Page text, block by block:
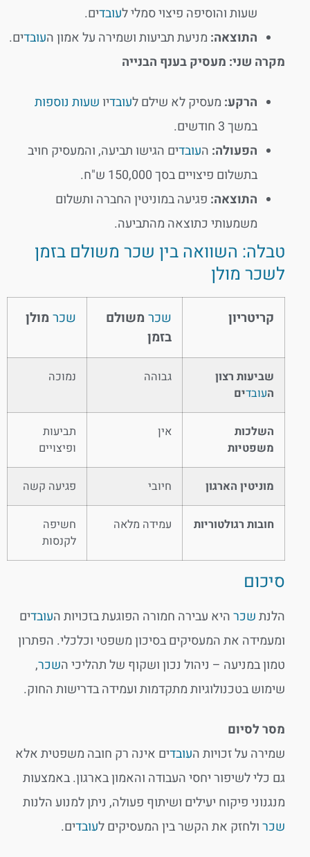
שעות והוסיפה פיצוי סמלי לעובדים.
התוצאה:מניעת תביעות ושמירה על אמון העובדים.
מקרה שני: מעסיק בענף הבנייה
הרקע:מעסיק לא שילם לעובדיושעות נוספות
במשך 3 חודשים.
הפעולה:העובדים הגישו תביעה, והמעסיק חויב
בתשלום פיצויים בסך 150,000 ש"ח.
התוצאה:פגיעה במוניטין החברה ותשלום
משמעותי כתוצאה מהתביעה.
טבלה: השוואה בין שכר משולם בזמן
לשכר מולן
קריטריון שכרמשולם
בזמן
שכרמולן
שביעות רצון
העובדים
גבוהה נמוכה
השלכות
משפטיות
אין
תביעות
ופיצויים
מוניטין הארגון חיובי פגיעה קשה
חובות רגולטוריות עמידה מלאה
חשיפה
לקנסות
סיכום
הלנתשכרהיא עבירה חמורה הפוגעת בזכויות העובדים
ומעמידה את המעסיקים בסיכון משפטי וכלכלי. הפתרון
טמון במניעה – ניהול נכון ושקוף של תהליכי השכר,
שימוש בטכנולוגיות מתקדמות ועמידה בדרישות החוק.
מסר לסיום
שמירה על זכויות העובדים אינה רק חובה משפטית אלא
גם כלי לשיפור יחסי העבודה והאמון בארגון. באמצעות
מנגנוני פיקוח יעילים ושיתוף פעולה, ניתן למנוע הלנות
שכרולחזק את הקשר בין המעסיקים לעובדים.